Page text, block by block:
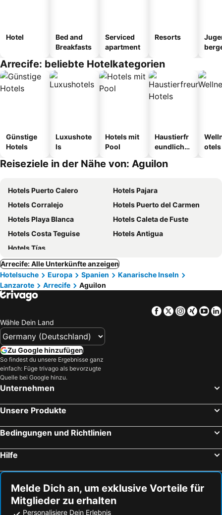
Hotel
Bed and
Breakfasts
Serviced
apartment
Resorts
Arrecife: beliebte Hotelkategorien
Günstige
Hotels
Luxushote
ls
Hotels mit
Pool
Haustierfr
eundliche
otels
Reiseziele in der Nähe von: Aguilon
Hotels Puerto Calero
Hotels Pajara
Hotels Corralejo
Hotels Puerto del Carmen
Hotels Playa Blanca
Hotels Caleta de Fuste
Hotels Costa Teguise
Hotels Antigua
Hotels Tías
Arrecife: Alle Unterkünfte anzeigen
Hotelsuche
Europa Spanien
Kanarische Inseln
Lanzarote
Arrecife Aguilon
Facebook
TwitterXing
Wähle Dein Land
Zu Google hinzufügen
So findest du unsere Ergebnisse ganz
einfach: Füge trivago als bevorzugte
Quelle bei Google hinzu.
Unternehmen
Unsere Produkte
Bedingungen und Richtlinien
Hilfe
Melde Dich an, um exklusive Vorteile für
Mitglieder zu erhalten
Personalisiere Dein Erlebnis